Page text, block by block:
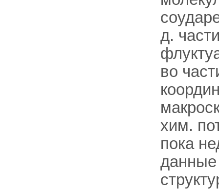
д.
во
хим.
пока
данные